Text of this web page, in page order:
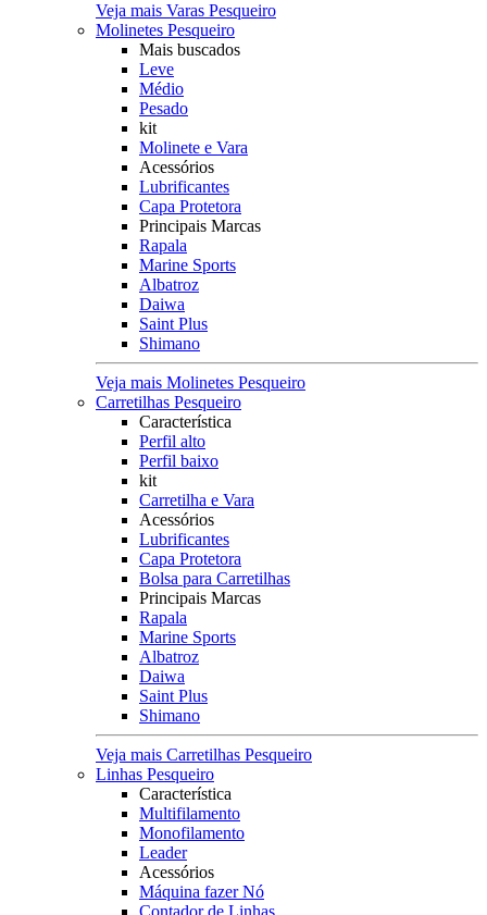
Veja mais Varas Pesqueiro
Molinetes Pesqueiro
Mais buscados
Leve
Médio
Pesado
kit
Molinete e Vara
Acessórios
Lubrificantes
Capa Protetora
Principais Marcas
Rapala
Marine Sports
Albatroz
Daiwa
Saint Plus
Shimano
Veja mais Molinetes Pesqueiro
Carretilhas Pesqueiro
Característica
Perfil alto
Perfil baixo
kit
Carretilha e Vara
Acessórios
Lubrificantes
Capa Protetora
Bolsa para Carretilhas
Principais Marcas
Rapala
Marine Sports
Albatroz
Daiwa
Saint Plus
Shimano
Veja mais Carretilhas Pesqueiro
Linhas Pesqueiro
Característica
Multifilamento
Monofilamento
Leader
Acessórios
Máquina fazer Nó
Contador de Linhas